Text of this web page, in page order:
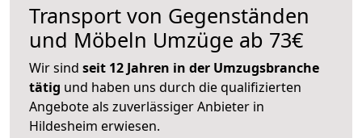
Transport von Gegenständen
und Möbeln Umzüge ab 73€
Wir sind seit 12 Jahren in der Umzugsbranche
tätig und haben uns durch die qualifizierten
Angebote als zuverlässiger Anbieter in
Hildesheim erwiesen.